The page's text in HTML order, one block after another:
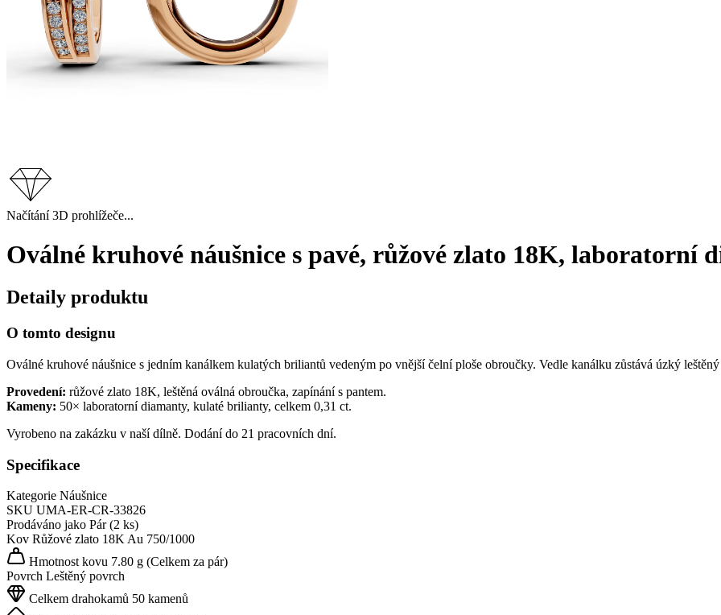
Načítání 3D prohlížeče...
Oválné kruhové náušnice s pavé, růžové zlato 18K, laboratorní
Detaily produktu
O tomto designu
Oválné kruhové náušnice s jedním kanálkem kulatých briliantů vedeným po vnější čelní ploše obroučky. Vedle kanálku zůstává úzký
Provedení: růžové zlato 18K, leštěná oválná obroučka, zapínání s pantem.
Kameny: 50× laboratorní diamanty, kulaté brilianty, celkem 0,31 ct.
Vyrobeno na zakázku v naší dílně. Dodání do 21 pracovních dní.
Specifikace
Kategorie Náušnice
SKU UMA-ER-CR-33826
Prodáváno jako Pár (2 ks)
Kov Růžové zlato 18KAu 750/1000
Hmotnost kovu 7.80 g (Celkem za pár)
Povrch Leštěný povrch
Celkem drahokamů 50 kamenů